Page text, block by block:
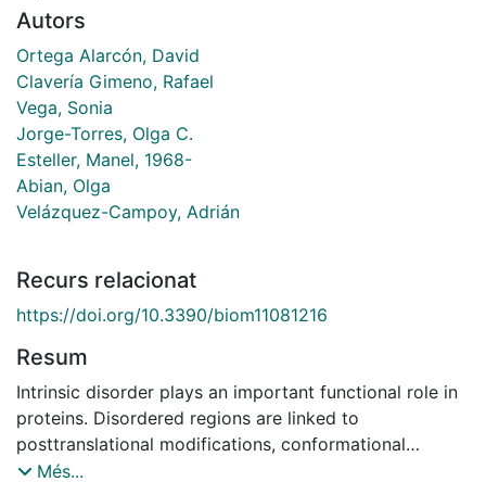
Autors
Ortega Alarcón, David
Clavería Gimeno, Rafael
Vega, Sonia
Jorge-Torres, Olga C.
Esteller, Manel, 1968-
Abian, Olga
Velázquez-Campoy, Adrián
Recurs relacionat
https://doi.org/10.3390/biom11081216
Resum
Intrinsic disorder plays an important functional role in
proteins. Disordered regions are linked to
posttranslational modifications, conformational
switching, extra/intracellular trafficking, and allosteric
Més...